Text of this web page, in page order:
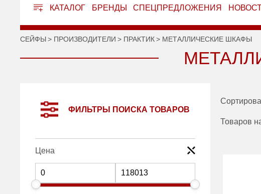
КАТАЛОГ БРЕНДЫ СПЕЦПРЕДЛОЖЕНИЯ
СЕЙФЫ ПРОИЗВОДИТЕЛИ ПРАКТИК МЕТАЛЛИЧЕСКИЕ ШКАФЫ
ФИЛЬТРЫ ПОИСКА ТОВАРОВ
Цена
Товаров